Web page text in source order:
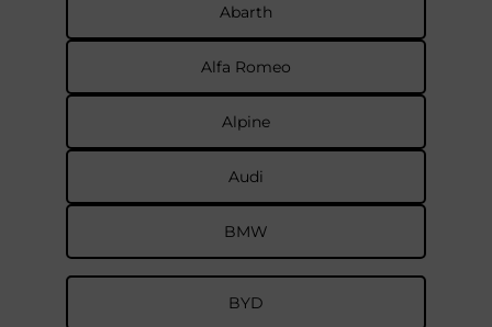
Abarth
Alfa Romeo
Alpine
Audi
BMW
BYD